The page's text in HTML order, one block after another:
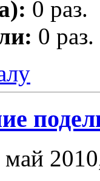
0 раз.
0 раз.
май